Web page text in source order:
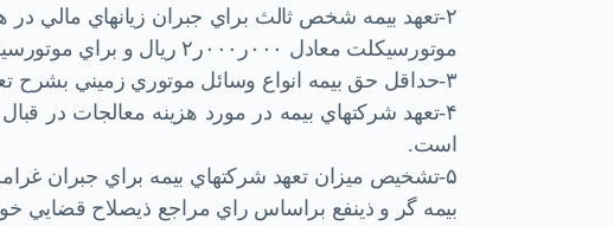
۲-تعهد بيمه شخص ثالث براي جبران زيانهاي مالي
موتورسيكلت معادل ۰۰۰ر۰۰۰ر۲ ريال و براي موتورسيكلت معادل ۰۰۰ر۵۰۰ ريال است.
۳-حداقل حق بيمه انواع وسائل موتوري زميني بشرح تعرفه پيوست است.
۴-تعهد شركتهاي بيمه در مورد هزينه معالجات در
است.
۵-تشخيص ميزان تعهد شركتهاي بيمه براي جبران
بيمه گر و ذينفع براساس راي مراجع ذيصلاح